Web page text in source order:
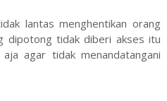
lantas menghentikan orang
dipotong tidak diberi akses itu
agar tidak menandatangani